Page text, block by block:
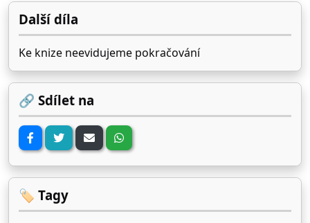
Další díla
Ke knize neevidujeme pokračování
🔗 Sdílet na
🏷️ Tagy